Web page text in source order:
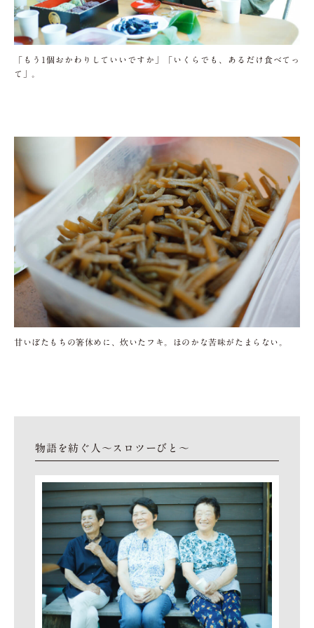
「もう1個おかわりしていいですか」「いくらでも、あるだけ食べてっ
て」。
甘いぼたもちの箸休めに、炊いたフキ。ほのかな苦味がたまらない。
物語を紡ぐ人～スロツーびと～